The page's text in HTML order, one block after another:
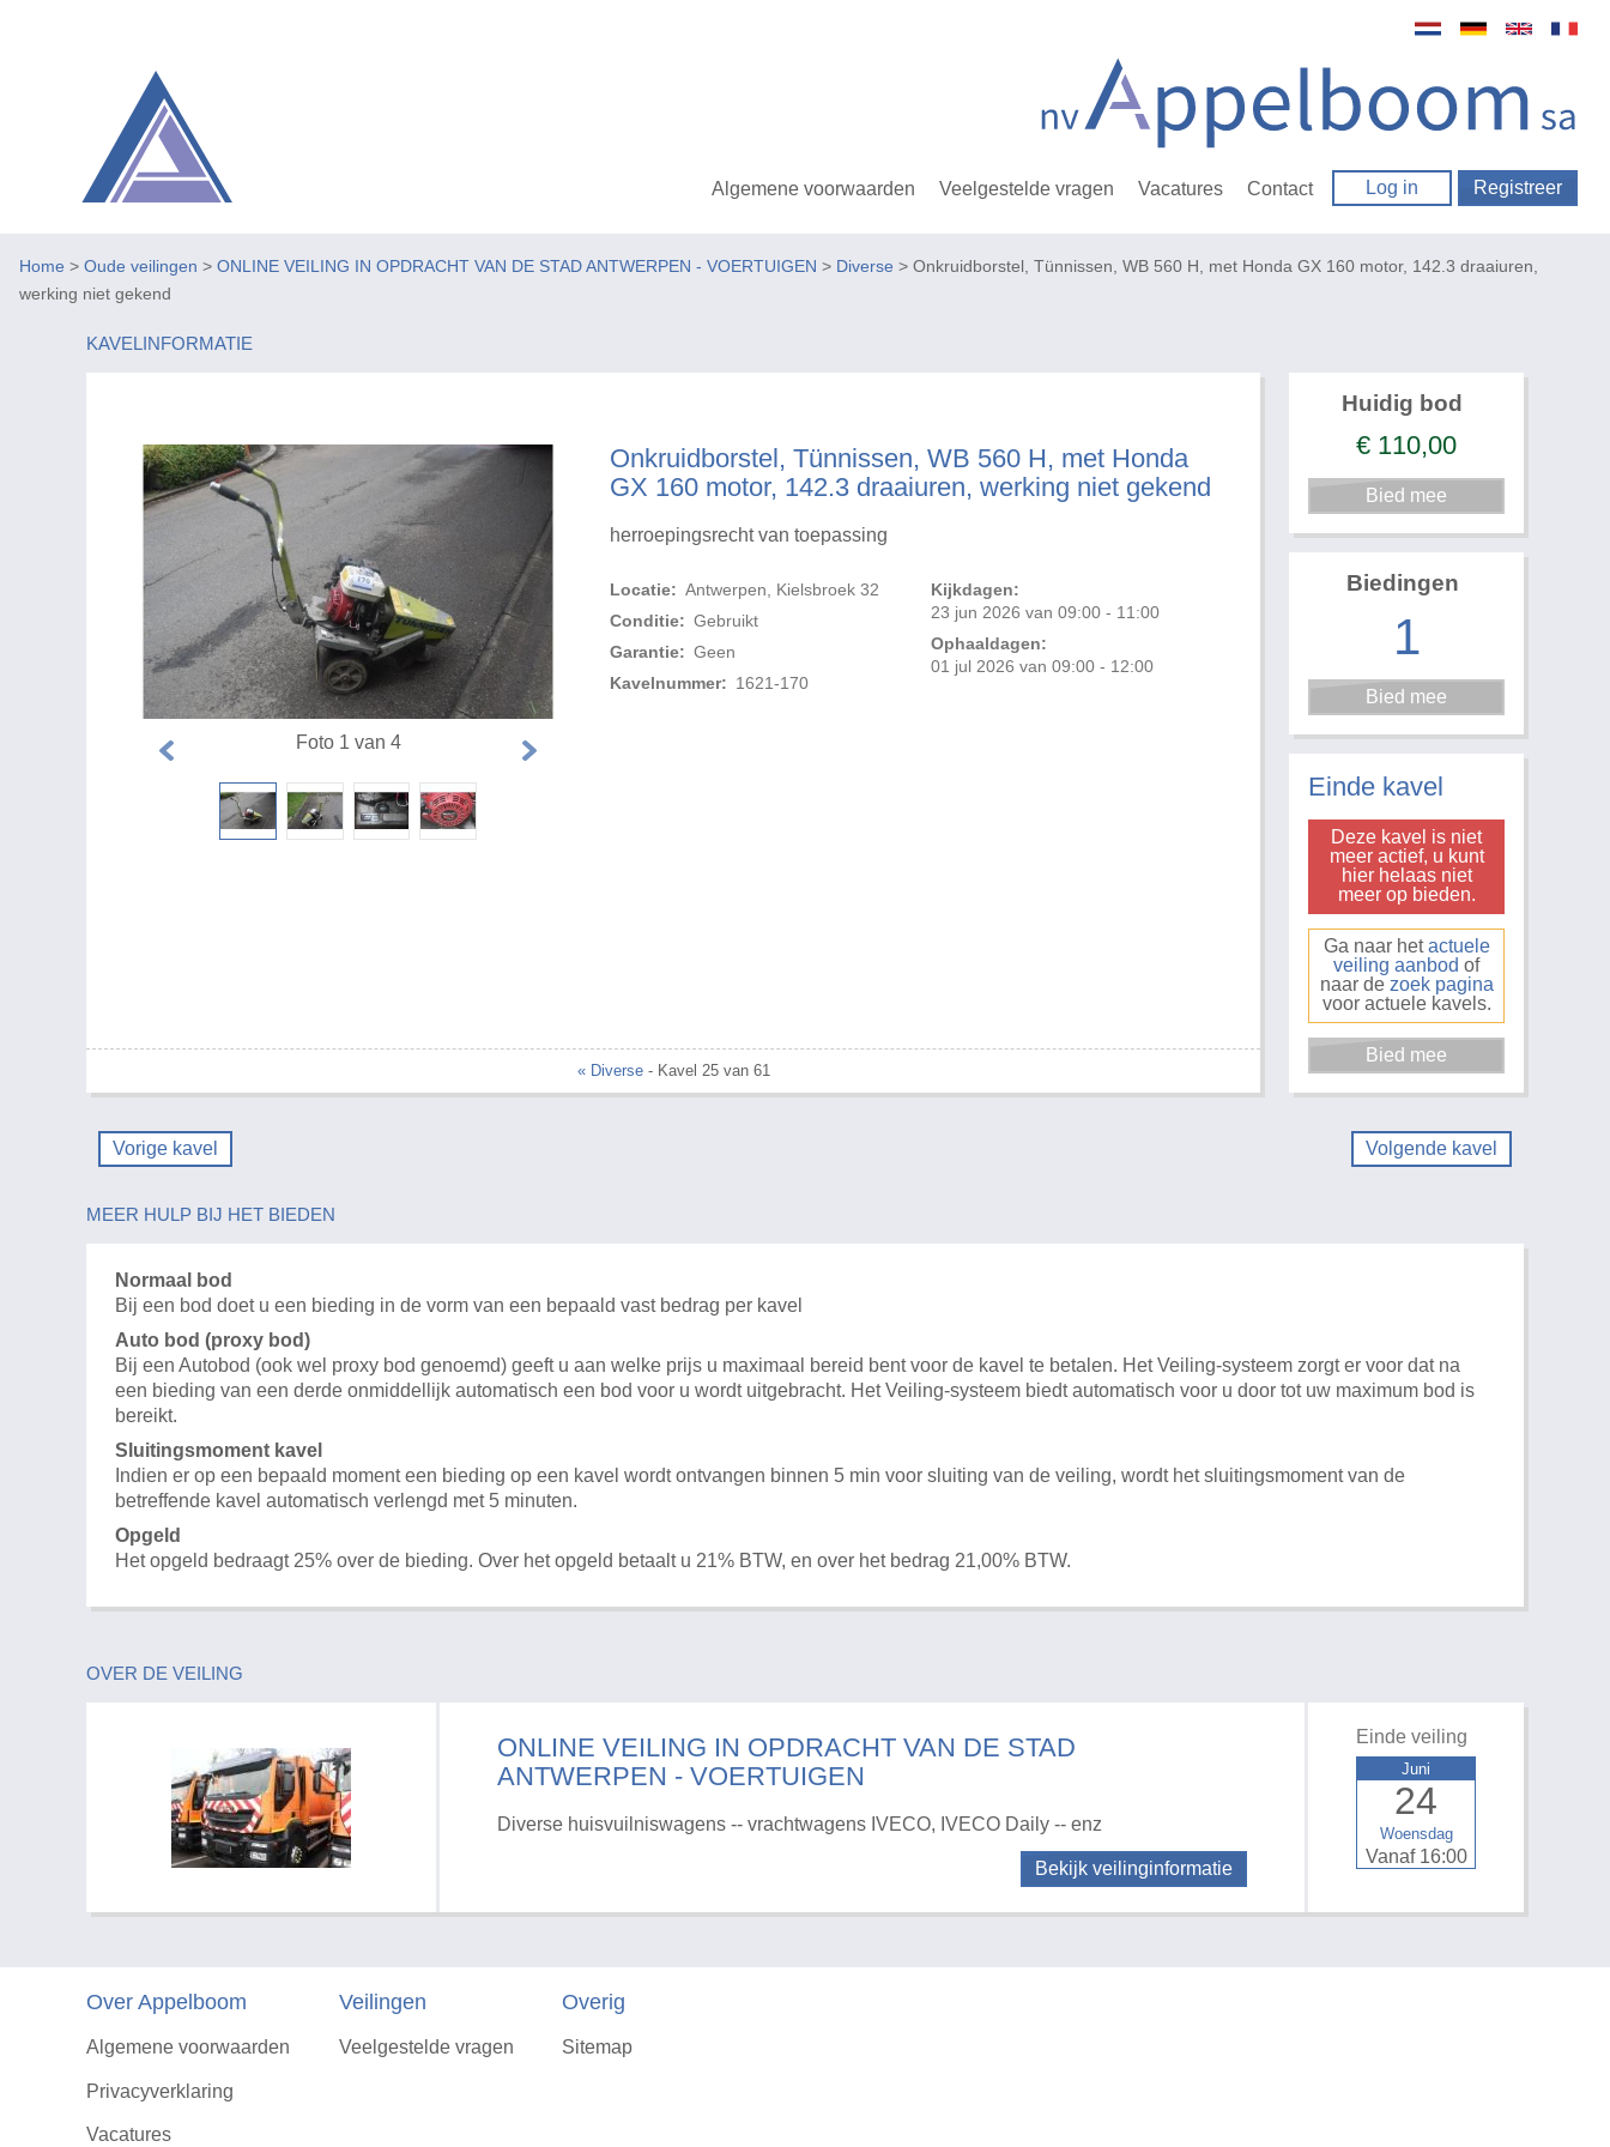
Algemene voorwaarden Veelgestelde vragen Vacatures Contact Log in Registreer
Home > Oude veilingen > ONLINE VEILING IN OPDRACHT VAN DE STAD ANTWERPEN - VOERTUIGEN > Diverse > Onkruidborstel, Tünnissen, WB 560 H, met Honda GX 160 motor, 142.3 draaiuren,
werking niet gekend
KAVELINFORMATIE
Onkruidborstel, Tünnissen, WB 560 H, met Honda
GX 160 motor, 142.3 draaiuren, werking niet gekend
herroepingsrecht van toepassing
Locatie: Antwerpen, Kielsbroek 32
Conditie: Gebruikt
Garantie: Geen
Kavelnummer: 1621-170
Kijkdagen:
23 jun 2026 van 09:00 - 11:00
Ophaaldagen:
01 jul 2026 van 09:00 - 12:00
Foto 1 van 4
« Diverse- Kavel 25 van 61
Huidig bod
€ 110,00
Biedingen
1
Einde kavel
Deze kavel is niet
meer actief, u kunt
hier helaas niet
meer op bieden.
Ga naar hetactuele
veiling aanbod of
naar de zoek pagina
voor actuele kavels.
Vorige kavel Volgende kavel
MEER HULP BIJ HET BIEDEN
Normaal bod
Bij een bod doet u een bieding in de vorm van een bepaald vast bedrag per kavel
Auto bod (proxy bod)
Bij een Autobod (ook wel proxy bod genoemd) geeft u aan welke prijs u maximaal bereid bent voor de kavel te betalen. Het Veiling-systeem zorgt er voor dat na
een bieding van een derde onmiddellijk automatisch een bod voor u wordt uitgebracht. Het Veiling-systeem biedt automatisch voor u door tot uw maximum bod is
bereikt.
Sluitingsmoment kavel
Indien er op een bepaald moment een bieding op een kavel wordt ontvangen binnen 5 min voor sluiting van de veiling, wordt het sluitingsmoment van de
betreffende kavel automatisch verlengd met 5 minuten.
Opgeld
Het opgeld bedraagt 25% over de bieding. Over het opgeld betaalt u 21% BTW, en over het bedrag 21,00% BTW.
OVER DE VEILING
ONLINE VEILING IN OPDRACHT VAN DE STAD
ANTWERPEN - VOERTUIGEN
Diverse huisvuilniswagens -- vrachtwagens IVECO, IVECO Daily -- enz
Bekijk veilinginformatie
Einde veiling
Woensdag
24
Juni
Vanaf 16:00
Over Appelboom
Algemene voorwaarden
Privacyverklaring
Vacatures
Veilingen
Veelgestelde vragen
Overig
Sitemap